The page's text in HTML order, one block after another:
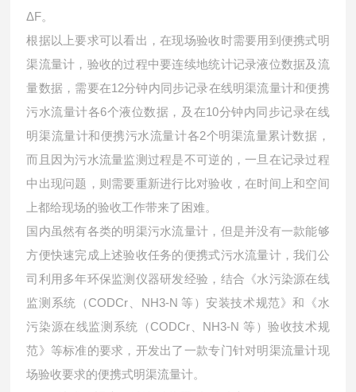
ΔF。
根据以上要求可以看出，在现场验收时需要用到便携式明
渠流量计，验收的过程中要连续地统计记录液位数据及流
量数据，需要在12分钟内同步记录在线明渠流量计和便携
污水流量计各6个液位数据，及在10分钟内同步记录在线
明渠流量计和便携污水流量计各2个明渠流量累计数据，
而且因为污水流量监测过程是不可逆的，一旦在记录过程
中出现问题，则需要重新进行比对验收，在时间上和空间
上都给现场的验收工作带来了困难。
国内虽然有各类的明渠污水流量计，但是并没有一款能够
方便快速完成上述验收任务的便携式污水流量计，我们公
司利用多年环保监测仪器研发经验，结合《水污染源在线
监测系统（CODCr、NH3-N 等）安装技术规范》和《水
污染源在线监测系统（CODCr、NH3-N 等）验收技术规
范》等标准的要求，开发出了一款专门针对明渠流量计现
场验收要求的便携式明渠流量计。